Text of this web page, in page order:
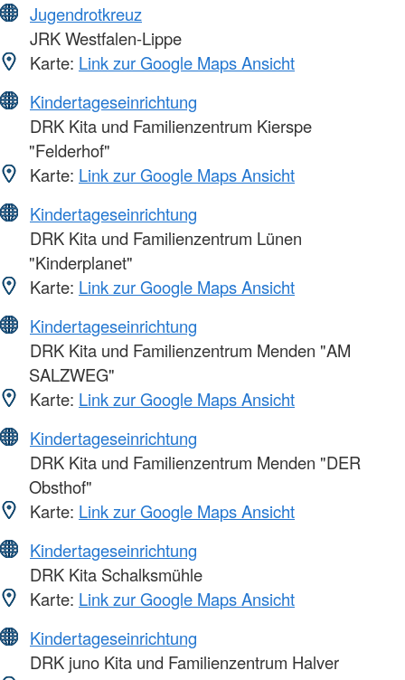
Jugendrotkreuz
JRK Westfalen-Lippe
Karte: Link zur Google Maps Ansicht
Kindertageseinrichtung
DRK Kita und Familienzentrum Kierspe
"Felderhof"
Karte: Link zur Google Maps Ansicht
Kindertageseinrichtung
DRK Kita und Familienzentrum Lünen
"Kinderplanet"
Karte: Link zur Google Maps Ansicht
Kindertageseinrichtung
DRK Kita und Familienzentrum Menden "AM
SALZWEG"
Karte: Link zur Google Maps Ansicht
Kindertageseinrichtung
DRK Kita und Familienzentrum Menden "DER
Obsthof"
Karte: Link zur Google Maps Ansicht
Kindertageseinrichtung
DRK Kita Schalksmühle
Karte: Link zur Google Maps Ansicht
Kindertageseinrichtung
DRK juno Kita und Familienzentrum Halver